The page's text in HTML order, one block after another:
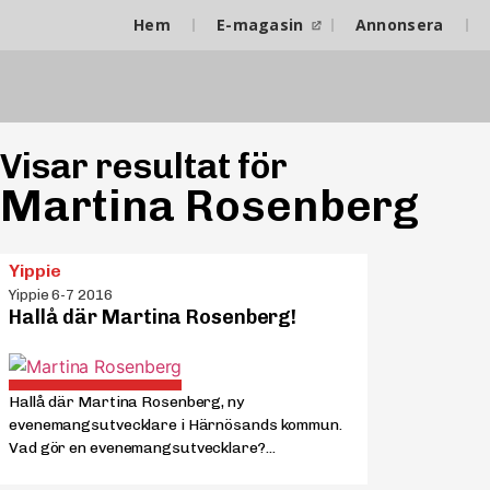
Hem E-magasin Annonsera
Visar resultat för
Martina Rosenberg
Yippie
Yippie 6-7 2016
Hallå där Martina Rosenberg!
Hallå där Martina Rosenberg, ny
evenemangsutvecklare i Härnösands kommun.
Vad gör en evenemangsutvecklare?...